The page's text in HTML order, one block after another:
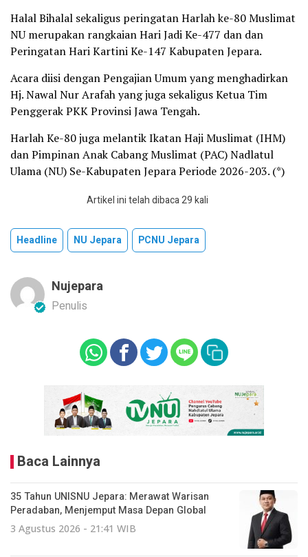
Halal Bihalal sekaligus peringatan Harlah ke-80 Muslimat
NU merupakan rangkaian Hari Jadi Ke-477 dan dan
Peringatan Hari Kartini Ke-147 Kabupaten Jepara.
Acara diisi dengan Pengajian Umum yang menghadirkan
Hj. Nawal Nur Arafah yang juga sekaligus Ketua Tim
Penggerak PKK Provinsi Jawa Tengah.
Harlah Ke-80 juga melantik Ikatan Haji Muslimat (IHM)
dan Pimpinan Anak Cabang Muslimat (PAC) Nadlatul
Ulama (NU) Se-Kabupaten Jepara Periode 2026-203. (*)
Artikel ini telah dibaca 29 kali
Headline NU Jepara PCNU Jepara
Nujepara
Penulis
Baca Lainnya
35 Tahun UNISNU Jepara: Merawat Warisan
Peradaban, Menjemput Masa Depan Global
3 Agustus 2026 - 21:41 WIB